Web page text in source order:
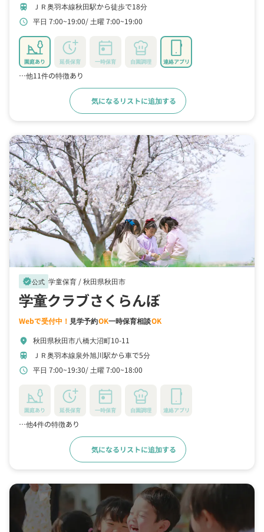
train ＪＲ奥羽本線秋田駅から徒歩で18分
schedule 平日 7:00~19:00 土曜 7:00~19:00
園庭あり 延長保育 一時保育 自園調理 連絡アプリ
…他11件の特徴あり
気になるリストに追加する
verified公式 学童保育 /秋田県秋田市
学童クラブさくらんぼ
Webで受付中！ 見学予約OK一時保育相談OK
location_on 秋田県秋田市八橋大沼町10-11
train ＪＲ奥羽本線泉外旭川駅から車で5分
schedule 平日 7:00~19:30 土曜 7:00~18:00
園庭あり 延長保育 一時保育 自園調理 連絡アプリ
…他4件の特徴あり
気になるリストに追加する